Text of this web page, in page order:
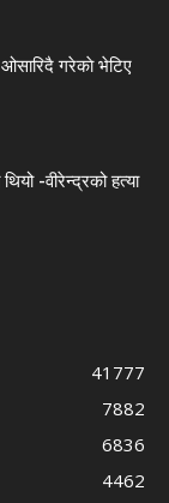
ओसारिदै गरेकाे भेटिए
-वीरेन्द्रको हत्या
41777
7882
6836
4462